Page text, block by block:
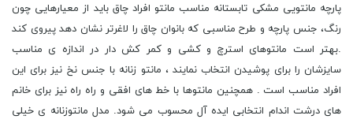
پارچه مانتویی مشکی تابستانه مناسب مانتو افراد چاق باید از معیارهایی چون
رنگ، جنس پارچه و طرح مناسبی که بانوان چاق را لاغرتر نشان دهد پیروی کند
.بهتر است مانتوهای استرچ و کشی و کمر کش دار در اندازه ی مناسب
سایزشان را برای پوشیدن انتخاب نمایند ، مانتو زنانه با جنس نخ نیز برای این
افراد مناسب است . همچنین مانتوها با خط های افقی و راه راه نیز برای خانم
های درشت اندام انتخابی ایده آل محسوب می شود. مدل مانتوزنانه ی خیلی